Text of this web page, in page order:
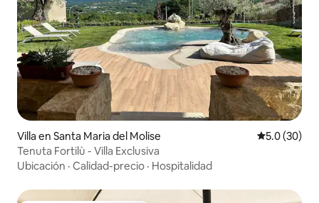
Villa en Santa Maria del Molise Calificación
5.0 (30)
Tenuta Fortilù - Villa Exclusiva
Ubicación · Calidad-precio · Hospitalidad